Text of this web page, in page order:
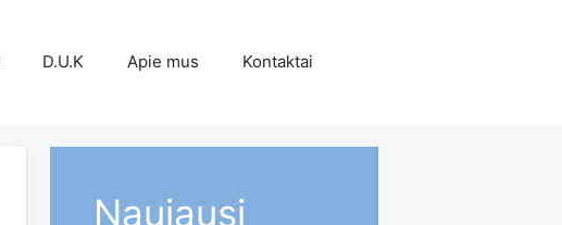
D.U.K Apie mus Kontaktai
Naujausi